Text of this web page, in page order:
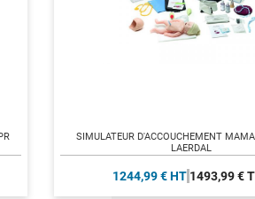
SIMULATEUR D'ACCOUCHEMENT
LAERDAL
1244,99 € HT 1493,99 €